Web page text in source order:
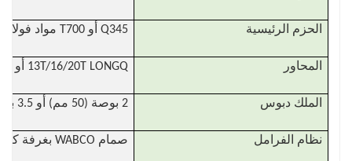
الحزم الرئيسية Q345 أو T700 مواد فولاذية باو عالية القوة، يزيد السماكة وفقًا للحمل
المحاور 13T/16/20T LONGQ أو BPW أو FUWA ماركة، ثلاثة محاور، أربعة محاور ومحاور متعددة أخرى اختيارية
الملك دبوس 2 بوصة (50 مم) أو 3.5 بوصة (90 مم)، ثابتة أو نشطة
نظام الفرامل صمام WABCO بغرفة كبيرة